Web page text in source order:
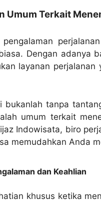
Umum Terkait
pengalaman
Dengan adanya
layanan
bukanlah tanpa
umum terkait
Indowisata, biro
memudahkan Anda
dan Keahlian
khusus ketika